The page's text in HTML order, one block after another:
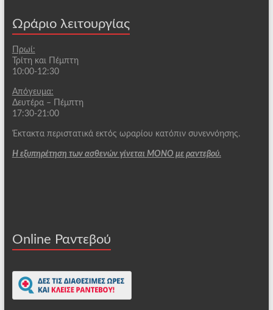
Ωράριο λειτουργίας
Πρωί:
Τρίτη και Πέμπτη
10:00-12:30
Απόγευμα:
Δευτέρα – Πέμπτη
17:30-21:00
Έκτακτα περιστατικά εκτός ωραρίου κατόπιν συνεννόησης.
Η εξυπηρέτηση των ασθενών γίνεται ΜΟΝΟ με ραντεβού.
Online Ραντεβού